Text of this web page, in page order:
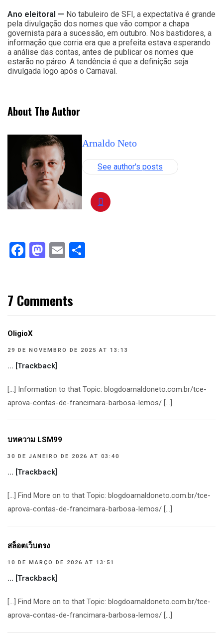
Ano eleitoral — No tabuleiro de SFI, a expectativa é grande
pela divulgação dos nomes que vão compor a chapa
governista para a sucessão, em outubro. Nos bastidores, a
informação que corria era que a prefeita estava esperando
a análise das contas, antes de publicar os nomes que
estarão no páreo. A tendência é que a definição seja
divulgada logo após o Carnaval.
About The Author
Arnaldo Neto
See author's posts
Facebook
Mastodon
Email
7 Comments
OligioX
29 DE NOVEMBRO DE 2025 AT 13:13
… [Trackback]
[…] Information to that Topic: blogdoarnaldoneto.com.br/tce-
aprova-contas-de-francimara-barbosa-lemos/ […]
บทความ LSM99
30 DE JANEIRO DE 2026 AT 03:40
… [Trackback]
[…] Find More on to that Topic: blogdoarnaldoneto.com.br/tce-
aprova-contas-de-francimara-barbosa-lemos/ […]
สล็อตเว็บตรง
10 DE MARÇO DE 2026 AT 13:51
… [Trackback]
[…] Find More on to that Topic: blogdoarnaldoneto.com.br/tce-
aprova-contas-de-francimara-barbosa-lemos/ […]